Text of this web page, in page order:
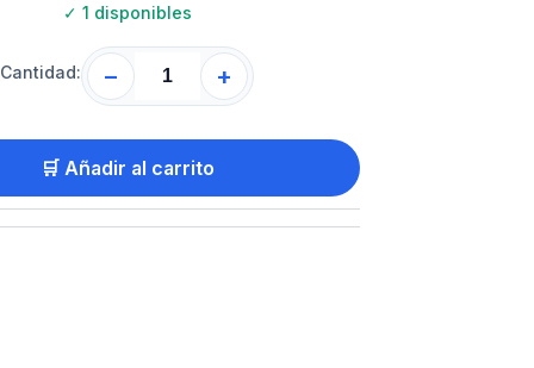
✓ 1 disponibles
Cantidad: − +
🛒 Añadir al carrito